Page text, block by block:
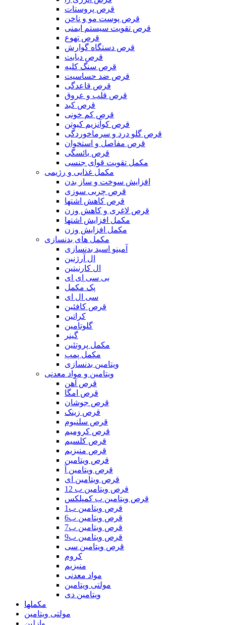
قرص پروستات
قرص پوست مو و ناخن
قرص تقویت سیستم ایمنی
قرص تهوع
قرص دستگاه گوارش
قرص دیابت
قرص سنگ کلیه
قرص ضد حساسیت
قرص قاعدگی
قرص قلب و عروق
قرص کبد
قرص کم خونی
قرص کوآنزیم کیوتن
قرص گلو درد و سرماخوردگی
قرص مفاصل و استخوان
قرص یائسگی
مکمل تقویت قوای جنسی
مکمل غذایی و رژیمی
افزایش سوخت و ساز بدن
قرص چربی سوزی
قرص کاهش اشتها
قرص لاغری و کاهش وزن
مکمل افزایش اشتها
مکمل افزایش وزن
مکمل های بدنسازی
آمینو اسید بدنسازی
ال آرژنین
ال کارنیتین
بی سی ای ای
پک مکمل
سی ال ای
قرص کافئین
کراتین
گلوتامین
گینر
مکمل پروتئین
مکمل پمپ
ویتامین بدنسازی
ویتامین و مواد معدنی
قرص آهن
قرص امگا
قرص جوشان
قرص زینک
قرص سلنیوم
قرص کرومیم
قرص کلسیم
قرص منیزیم
قرص ویتامین
قرص ویتامین آ
قرص ویتامین ای
قرص ویتامین ب 12
قرص ویتامین ب کمپلکس
قرص ویتامین ب1
قرص ویتامین ب6
قرص ویتامین ب7
قرص ویتامین ب9
قرص ویتامین سی
کروم
منیزیم
مواد معدنی
مولتی ویتامین
ویتامین دی
مکملها
مولتی ویتامین
وازلین